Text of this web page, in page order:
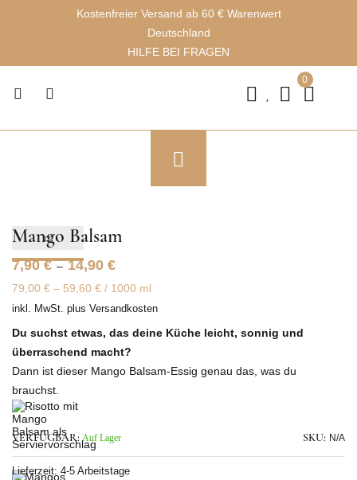
Kostenfreier Versand ab 60 € Warenwert
Deutschland
HILFE BEI FRAGEN
0
Mango Balsam
7,90€ – 14,90 €
79,00 € – 59,60 € / 1000 ml
inkl. MwSt. plus Versandkosten
Du suchst etwas, das deine Küche leicht, sonnig und
überraschend macht?
Dann ist dieser Mango Balsam-Essig genau das, was du
brauchst.
Frucht, ohne Kitsch. Tiefe, ohne Schwere. Genuss, ohne Reue.
Jetzt entdecken – und mit
VERFÜGBAR: Auf Lager SKU: N/A
Lieferzeit: 4-5 Arbeitstage